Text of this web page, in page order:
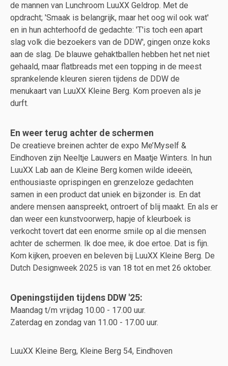
de mannen van Lunchroom LuuXX Geldrop. Met de
opdracht; 'Smaak is belangrijk, maar het oog wil ook wat'
en in hun achterhoofd de gedachte: 'T'is toch een apart
slag volk die bezoekers van de DDW', gingen onze koks
aan de slag. De blauwe gehaktballen hebben het net niet
gehaald, maar flatbreads met een topping in de meest
sprankelende kleuren sieren tijdens de DDW de
menukaart van LuuXX Kleine Berg. Kom proeven als je
durft.
En weer terug achter de schermen
De creatieve breinen achter de expo Me’Myself &
Eindhoven zijn Neeltje Lauwers en Maatje Winters. In hun
LuuXX Lab aan de Kleine Berg komen wilde ideeën,
enthousiaste oprispingen en grenzeloze gedachten
samen in een product dat uniek en bijzonder is. En dat
andere mensen aanspreekt, ontroert of blij maakt. En als er
dan weer een kunstvoorwerp, hapje of kleurboek is
verkocht tovert dat een enorme smile op al die mensen
achter de schermen. Ik doe mee, ik doe ertoe. Dat is fijn.
Kom kijken, proeven en beleven bij LuuXX Kleine Berg. De
Dutch Designweek 2025 is van 18 tot en met 26 oktober.
Openingstijden tijdens DDW '25:
Maandag t/m vrijdag 10.00 - 17.00 uur.
Zaterdag en zondag van 11.00 - 17.00 uur.
LuuXX Kleine Berg, Kleine Berg 54, Eindhoven